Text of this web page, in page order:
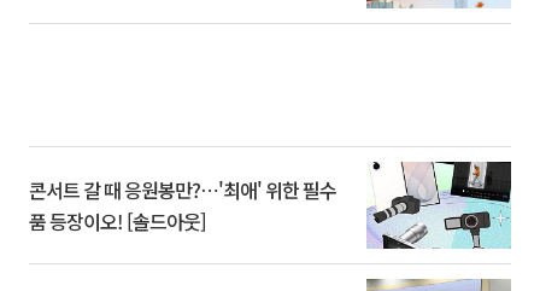
콘서트 갈 때 응원봉만?⋯'최애' 위한 필수
품 등장이오! [솔드아웃]